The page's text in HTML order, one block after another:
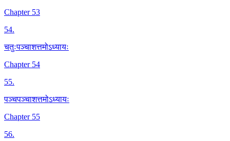
Chapter 53
54.
चतुःपञ्चाशत्तमोऽध्यायः
Chapter 54
55.
पञ्चपञ्चाशत्तमोऽध्यायः
Chapter 55
56.